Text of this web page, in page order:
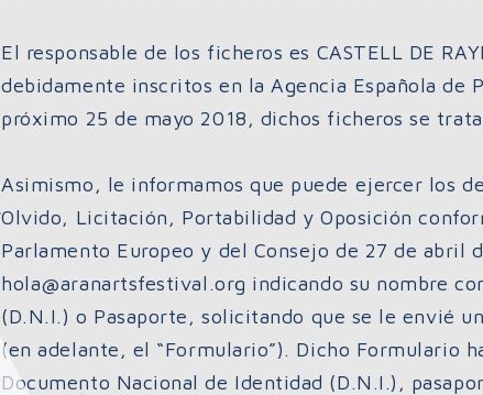
El responsable de los ficheros es CASTELL DE
debidamente inscritos en la Agencia Española de
próximo 25 de mayo 2018, dichos ficheros se
Asimismo, le informamos que puede ejercer los
Olvido, Licitación, Portabilidad y Oposición
Parlamento Europeo y del Consejo de 27 de abril
hola@aranartsfestival.org indicando su nombre
(D.N.I.) o Pasaporte, solicitando que se le envié
(en adelante, el “Formulario”). Dicho Formulario
Documento Nacional de Identidad (D.N.I.),